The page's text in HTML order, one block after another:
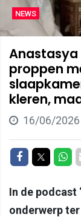
NEWS
proppen
kleren,
16/06/2026
Delen opDelen
In de podcast
onderwerp